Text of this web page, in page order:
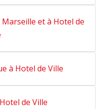
et à Hotel de
à Hotel de Ville
de Ville